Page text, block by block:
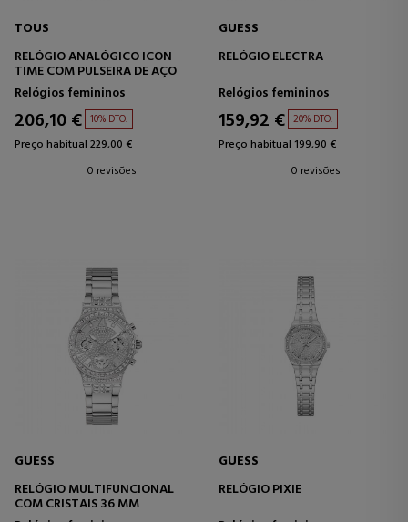
TOUS
RELÓGIO ANALÓGICO ICON
TIME COM PULSEIRA DE AÇO
Relógios femininos
206,10 € 10% DTO.
Preço habitual 229,00 €
0 revisões
GUESS
RELÓGIO ELECTRA
Relógios femininos
159,92 € 20% DTO.
Preço habitual 199,90 €
0 revisões
GUESS
RELÓGIO MULTIFUNCIONAL
COM CRISTAIS 36 MM
GUESS
RELÓGIO PIXIE